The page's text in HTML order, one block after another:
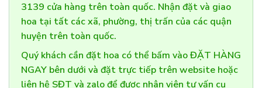
3139 cửa hàng trên toàn quốc. Nhận đặt và giao
hoa tại tất các xã, phường, thị trấn của các quận
huyện trên toàn quốc.
Quý khách cần đặt hoa có thể bấm vào ĐẶT HÀNG
NGAY bên dưới và đặt trực tiếp trên website hoặc
liên hệ SĐT và zalo để được nhân viên tư vấn cụ